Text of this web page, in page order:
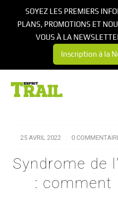
25 AVRIL 2022
/ 0 /
Syndrome de
: comment
SOYEZ LES PREMIERS
PLANS, PROMOTIONS ET
VOUS À LA
Inscription à la